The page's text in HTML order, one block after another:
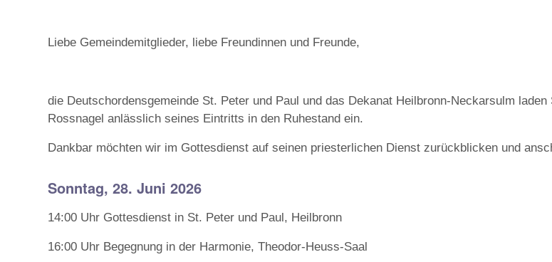
Liebe Gemeindemitglieder, liebe Freundinnen und Freunde,
die Deutschordensgemeinde St. Peter und Paul und das Dekanat Heilbronn-Neckarsulm
Rossnagel anlässlich seines Eintritts in den Ruhestand ein.
Dankbar möchten wir im Gottesdienst auf seinen priesterlichen Dienst zurückblicken und
Sonntag, 28. Juni 2026
14:00 Uhr Gottesdienst in St. Peter und Paul, Heilbronn
16:00 Uhr Begegnung in der Harmonie, Theodor-Heuss-Saal